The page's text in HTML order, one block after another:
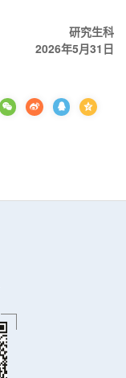
研究生科
2026年5月31日